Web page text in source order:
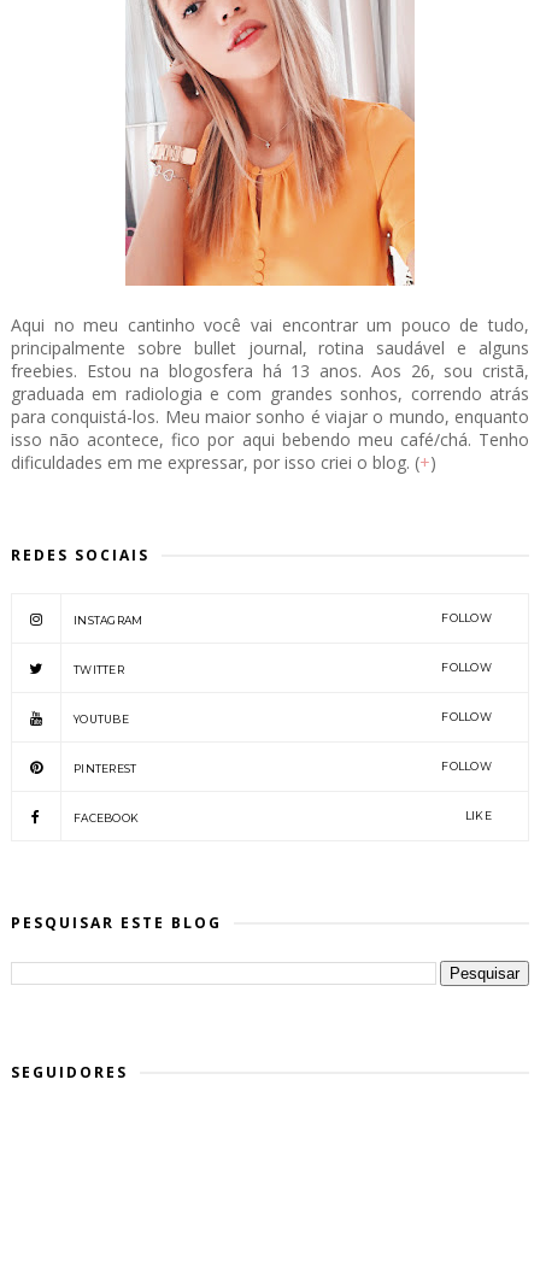
Aqui no meu cantinho você vai encontrar um pouco de tudo,
principalmente sobre bullet journal, rotina saudável e alguns
freebies. Estou na blogosfera há 13 anos. Aos 26, sou cristã,
graduada em radiologia e com grandes sonhos, correndo atrás
para conquistá-los. Meu maior sonho é viajar o mundo, enquanto
isso não acontece, fico por aqui bebendo meu café/chá. Tenho
dificuldades em me expressar, por isso criei o blog. (+)
REDES SOCIAIS
INSTAGRAM FOLLOW
TWITTER FOLLOW
YOUTUBE FOLLOW
PINTEREST FOLLOW
FACEBOOK LIKE
PESQUISAR ESTE BLOG
SEGUIDORES